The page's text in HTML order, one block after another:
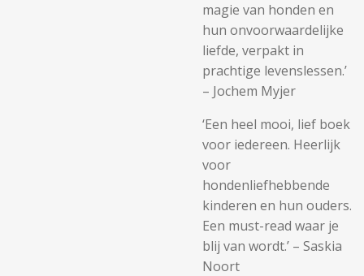
magie van honden en
hun onvoorwaardelijke
liefde, verpakt in
prachtige levenslessen.’
– Jochem Myjer
‘Een heel mooi, lief boek
voor iedereen. Heerlijk
voor
hondenliefhebbende
kinderen en hun ouders.
Een must-read waar je
blij van wordt.’ – Saskia
Noort